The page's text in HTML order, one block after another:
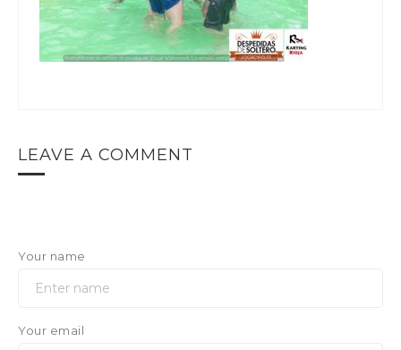
LEAVE A COMMENT
Your name
Your email